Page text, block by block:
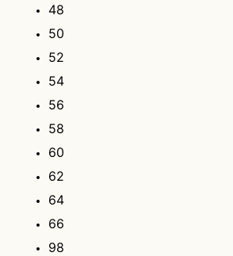
48
50
52
54
56
58
60
62
64
66
98